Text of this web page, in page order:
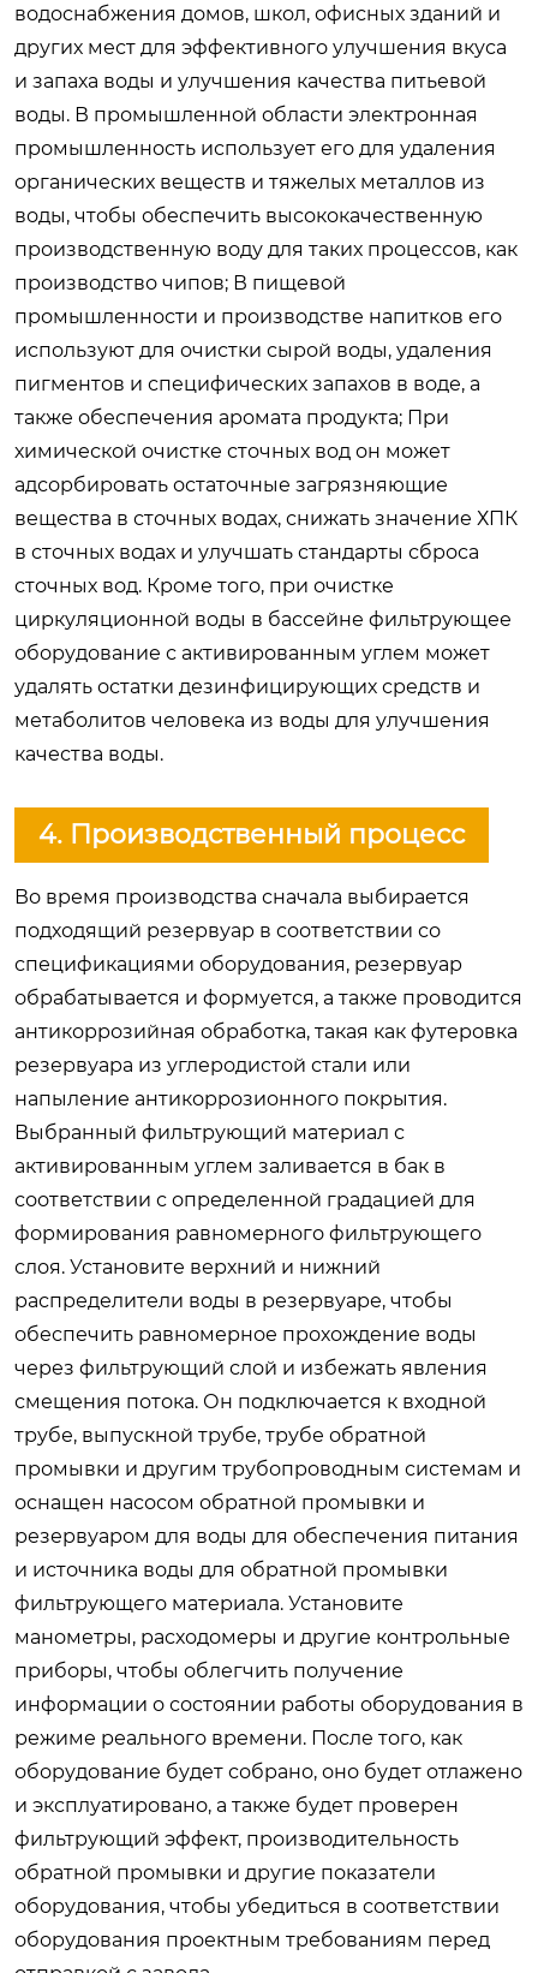
водоснабжения домов, школ, офисных зданий и
других мест для эффективного улучшения вкуса
и запаха воды и улучшения качества питьевой
воды. В промышленной области электронная
промышленность использует его для удаления
органических веществ и тяжелых металлов из
воды, чтобы обеспечить высококачественную
производственную воду для таких процессов, как
производство чипов; В пищевой
промышленности и производстве напитков его
используют для очистки сырой воды, удаления
пигментов и специфических запахов в воде, а
также обеспечения аромата продукта; При
химической очистке сточных вод он может
адсорбировать остаточные загрязняющие
вещества в сточных водах, снижать значение ХПК
в сточных водах и улучшать стандарты сброса
сточных вод. Кроме того, при очистке
циркуляционной воды в бассейне фильтрующее
оборудование с активированным углем может
удалять остатки дезинфицирующих средств и
метаболитов человека из воды для улучшения
качества воды.
4. Производственный процесс
Во время производства сначала выбирается
подходящий резервуар в соответствии со
спецификациями оборудования, резервуар
обрабатывается и формуется, а также проводится
антикоррозийная обработка, такая как футеровка
резервуара из углеродистой стали или
напыление антикоррозионного покрытия.
Выбранный фильтрующий материал с
активированным углем заливается в бак в
соответствии с определенной градацией для
формирования равномерного фильтрующего
слоя. Установите верхний и нижний
распределители воды в резервуаре, чтобы
обеспечить равномерное прохождение воды
через фильтрующий слой и избежать явления
смещения потока. Он подключается к входной
трубе, выпускной трубе, трубе обратной
промывки и другим трубопроводным системам и
оснащен насосом обратной промывки и
резервуаром для воды для обеспечения питания
и источника воды для обратной промывки
фильтрующего материала. Установите
манометры, расходомеры и другие контрольные
приборы, чтобы облегчить получение
информации о состоянии работы оборудования в
режиме реального времени. После того, как
оборудование будет собрано, оно будет отлажено
и эксплуатировано, а также будет проверен
фильтрующий эффект, производительность
обратной промывки и другие показатели
оборудования, чтобы убедиться в соответствии
оборудования проектным требованиям перед